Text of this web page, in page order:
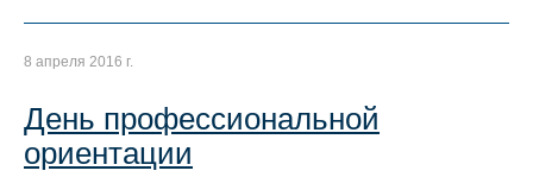
8 апреля 2016 г.
День профессиональной
ориентации